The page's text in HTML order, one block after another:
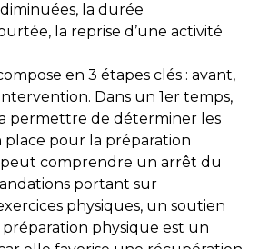
la durée
la reprise d’une activité
en 3 étapes clés : avant,
Dans un 1er temps,
permettre de déterminer les
place pour la préparation
comprendre un arrêt du
portant sur
physiques, un soutien
physique est un